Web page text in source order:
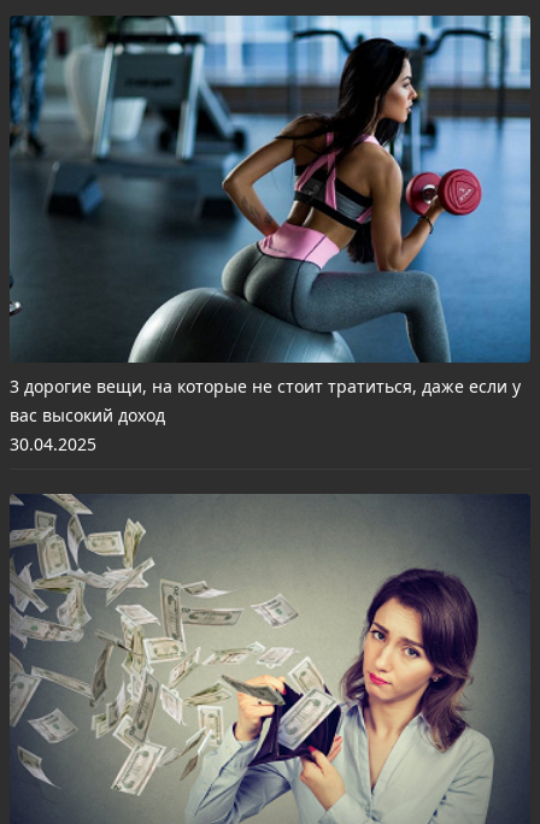
3 дорогие вещи, на которые не стоит тратиться, даже если у
вас высокий доход
30.04.2025